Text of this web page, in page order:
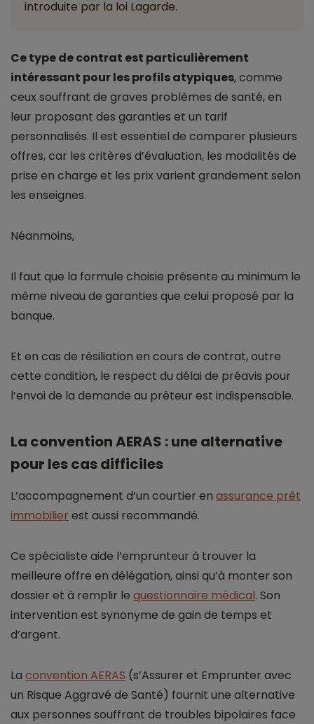
introduite par la loi Lagarde.
Ce type de contrat est particulièrement
intéressant pour les profils atypiques, comme
ceux souffrant de graves problèmes de santé, en
leur proposant des garanties et un tarif
personnalisés. Il est essentiel de comparer plusieurs
offres, car les critères d’évaluation, les modalités de
prise en charge et les prix varient grandement selon
les enseignes.
Néanmoins,
Il faut que la formule choisie présente au minimum le
même niveau de garanties que celui proposé par la
banque.
Et en cas de résiliation en cours de contrat, outre
cette condition, le respect du délai de préavis pour
l’envoi de la demande au prêteur est indispensable.
La convention AERAS : une alternative
pour les cas difficiles
L’accompagnement d’un courtier en assurance prêt
immobilier est aussi recommandé.
Ce spécialiste aide l’emprunteur à trouver la
meilleure offre en délégation, ainsi qu’à monter son
dossier et à remplir le questionnaire médical. Son
intervention est synonyme de gain de temps et
d’argent.
La convention AERAS (s’Assurer et Emprunter avec
un Risque Aggravé de Santé) fournit une alternative
aux personnes souffrant de troubles bipolaires face